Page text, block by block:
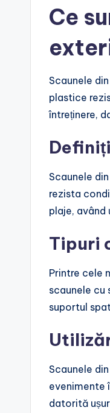
Ce
Scaunele
plastice
întreținere,
Scaunele
rezista
plaje,
Tipuri
Printre cele
scaunele
suportul
Scaunele
evenimente
datorită